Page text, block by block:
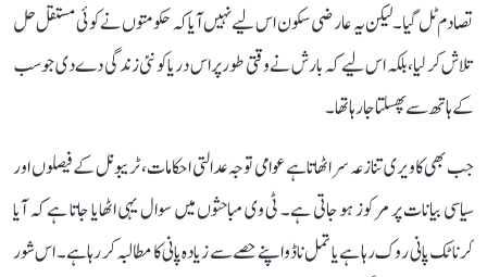
تصادم ٹل گیا۔ لیکن یہ عارضی سکون اس لیے نہیں آیا کہ حکومتوں نے کوئی مستقل حل
تلاش کر لیا، بلکہ اس لیے کہ بارش نے وقتی طور پر اس دریا کو نئی زندگی دے دی جو سب
کے ہاتھ سے پھسلتا جا رہا تھا۔
جب بھی کاویری تنازعہ سر اٹھاتا ہے عوامی توجہ عدالتی احکامات، ٹریبونل کے فیصلوں اور
سیاسی بیانات پر مرکوز ہو جاتی ہے۔ ٹی وی مباحثوں میں سوال یہی اٹھایا جاتا ہے کہ آیا
کرناٹک پانی روک رہا ہے یا تمل ناڈو اپنے حصے سے زیادہ پانی کا مطالبہ کر رہا ہے۔ اس شور